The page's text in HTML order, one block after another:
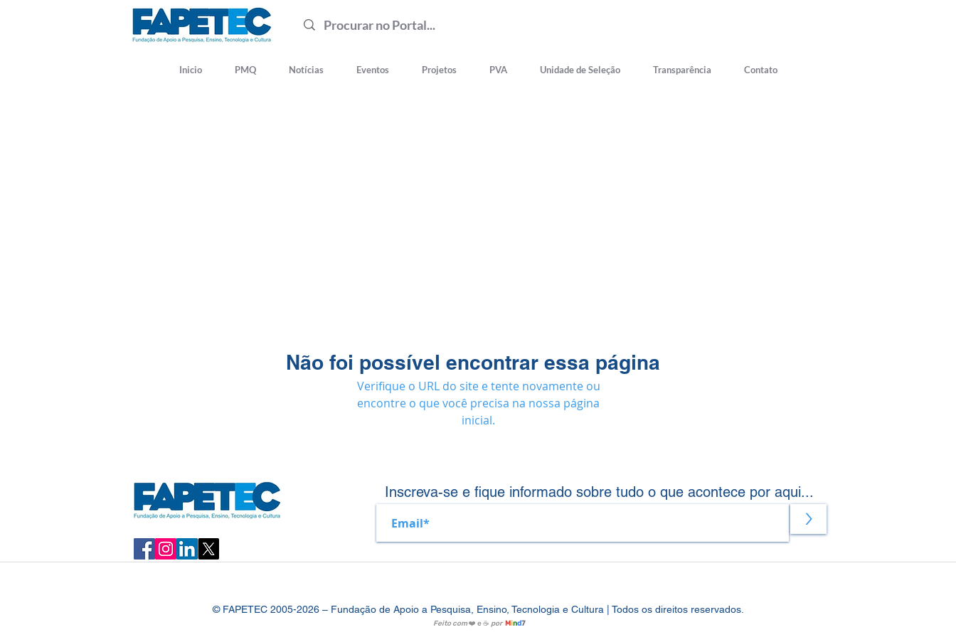
Inicio PMQ Notícias Eventos Projetos PVA Unidade de Seleção Transparência Contato
Não foi possível encontrar essa página
Verifique o URL do site e tente novamente ou
encontre o que você precisa na nossa página
inicial.
Inscreva-se e fique informado sobre tudo o que acontece por aqui...
>
© FAPETEC 2005-2026 – Fundação de Apoio a Pesquisa, Ensino, Tecnologia e Cultura | Todos os direitos reservados.
Feito com❤️ e ☕ por Mind7